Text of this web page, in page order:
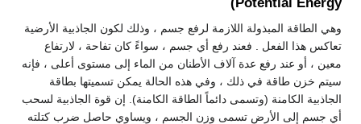
وهي الطاقة المبذولة اللازمة لرفع جسم ، وذلك لكون الجاذبية الأرضية
تعاكس هذا الفعل . فعند رفع أي جسم ، سواءً كان تفاحة ، لارتفاع
معين ، أو عند رفع عدة آلاف الأطنان من الماء إلى مستوى أعلى ، فإنه
سيتم خزن طاقة في ذلك ، وفي هذه الحالة يمكن تسميتها بطاقة
الجاذبية الكامنة (وتسمى دائماً الطاقة الكامنة). إن قوة الجاذبية لسحب
أي جسم إلى الأرض تسمى وزن الجسم ، ويساوي حاصل ضرب كتلته